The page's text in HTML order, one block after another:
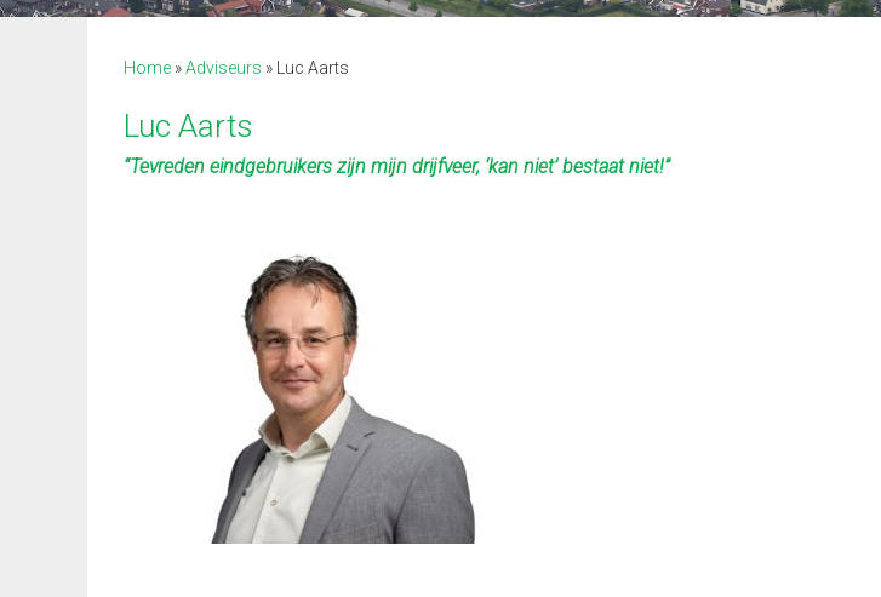
Home »Adviseurs » Luc Aarts
Luc Aarts
“Tevreden eindgebruikers zijn mijn drijfveer, ‘kan niet’ bestaat niet!”